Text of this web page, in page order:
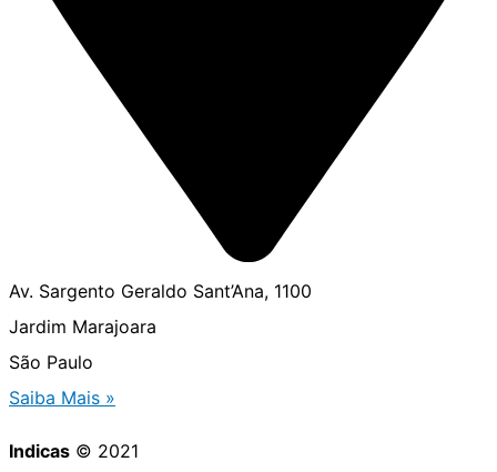
Av. Sargento Geraldo Sant’Ana, 1100
Jardim Marajoara
São Paulo
Saiba Mais »
Indicas © 2021